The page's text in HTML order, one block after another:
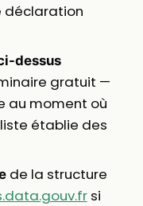
dessus
gratuit —
au moment où
établie des
de la structure
si